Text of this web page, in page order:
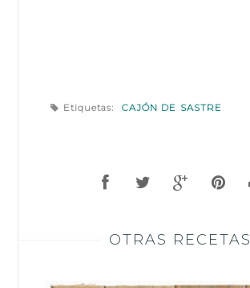
Etiquetas: CAJÓN DE SASTRE
OTRAS RECETAS